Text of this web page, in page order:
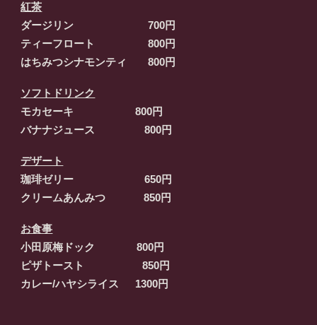
紅茶
ダージリン 700円
ティーフロート 800円
はちみつシナモンティ 800円
ソフトドリンク
モカセーキ 800円
バナナジュース 800円
デザート
珈琲ゼリー 650円
クリームあんみつ
850円
お食事
小田原梅ドック 800円
ピザトースト 850円
カレー/ハヤシライス 1300円